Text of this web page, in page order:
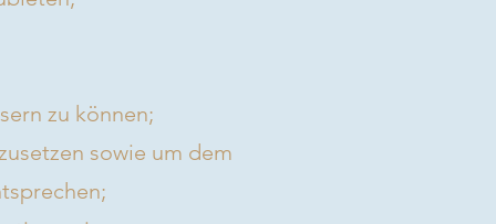
zu können;
sowie um dem